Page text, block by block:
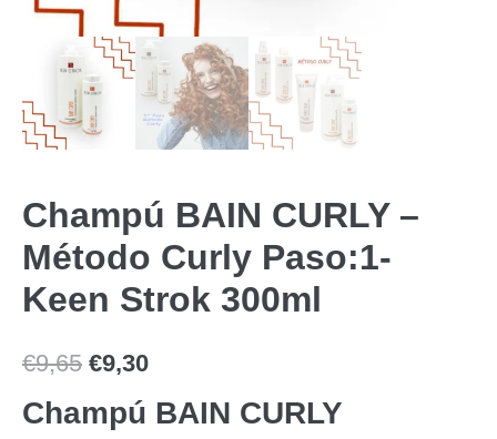
Champú BAIN CURLY –
Método Curly Paso:1-
Keen Strok 300ml
€9,65 €9,30
Champú BAIN CURLY